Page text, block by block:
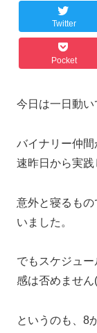
Twitter
Pocket
今日は一日動い
バイナリー仲
速昨日から実践
意外と寝るも
いました。
でもスケジュ
感は否めません
というのも、8